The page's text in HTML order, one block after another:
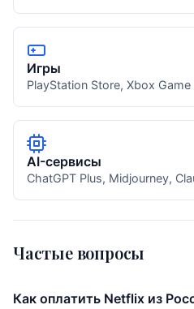
Игры
PlayStation Store, Xbox Game
AI-сервисы
ChatGPT Plus, Midjourney,
Частые вопросы
Как оплатить Netflix из